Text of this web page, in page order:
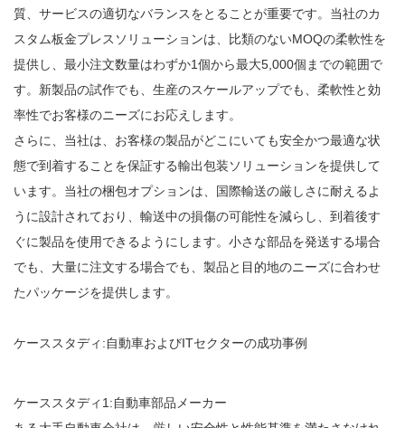
質、サービスの適切なバランスをとることが重要です。当社のカ
スタム板金プレスソリューションは、比類のないMOQの柔軟性を
提供し、最小注文数量はわずか1個から最大5,000個までの範囲で
す。新製品の試作でも、生産のスケールアップでも、柔軟性と効
率性でお客様のニーズにお応えします。
さらに、当社は、お客様の製品がどこにいても安全かつ最適な状
態で到着することを保証する輸出包装ソリューションを提供して
います。当社の梱包オプションは、国際輸送の厳しさに耐えるよ
うに設計されており、輸送中の損傷の可能性を減らし、到着後す
ぐに製品を使用できるようにします。小さな部品を発送する場合
でも、大量に注文する場合でも、製品と目的地のニーズに合わせ
たパッケージを提供します。
ケーススタディ:自動車およびITセクターの成功事例
ケーススタディ1:自動車部品メーカー